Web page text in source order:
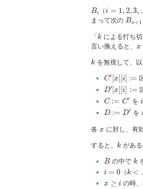
Bi
Bi （i = 1,2,3, .
i= 2 3, ..
まって次の Bx+1
Bx +
「k
kによる打ち切
言い換えると、 x
x
k
kを無視して、
C′ [x][i] :=
C′[x ][i]:=
D′[x][i] :=
D′[x ][i]:=
C := C′
C:= をi
i
D := D′
D:= を
各 x
x に対し、有
すると、 k
kがある
B
Bの中で k
k
i = 0
= （k <
k B
x ≥ i
≥i の時